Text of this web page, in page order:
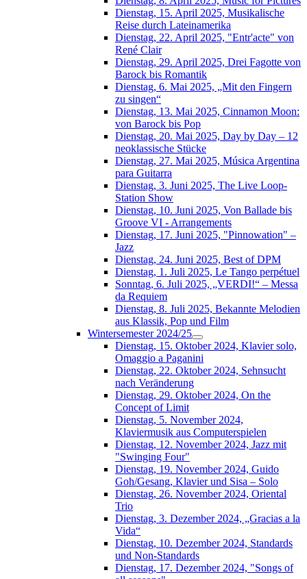
Dienstag, 15. April 2025, Musikalische
Reise durch Lateinamerika
Dienstag, 22. April 2025, "Entr'acte" von
René Clair
Dienstag, 29. April 2025, Drei Fagotte von
Barock bis Romantik
Dienstag, 6. Mai 2025, „Mit den Fingern
zu singen“
Dienstag, 13. Mai 2025, Cinnamon Moon:
von Barock bis Pop
Dienstag, 20. Mai 2025, Day by Day – 12
neoklassische Stücke
Dienstag, 27. Mai 2025, Música Argentina
para Guitarra
Dienstag, 3. Juni 2025, The Live Loop-
Station Show
Dienstag, 10. Juni 2025, Von Ballade bis
Groove VI - Arrangements
Dienstag, 17. Juni 2025, "Pinnowation" –
Jazz
Dienstag, 24. Juni 2025, Best of DPM
Dienstag, 1. Juli 2025, Le Tango perpétuel
Sonntag, 6. Juli 2025, „VERDI!“ – Messa
da Requiem
Dienstag, 8. Juli 2025, Bekannte Melodien
aus Klassik, Pop und Film
Wintersemester 2024/25
Dienstag, 15. Oktober 2024, Klavier solo,
Omaggio a Paganini
Dienstag, 22. Oktober 2024, Sehnsucht
nach Veränderung
Dienstag, 29. Oktober 2024, On the
Concept of Limit
Dienstag, 5. November 2024,
Klaviermusik aus Computerspielen
Dienstag, 12. November 2024, Jazz mit
"Swinging Four"
Dienstag, 19. November 2024, Guido
Goh/Gesang, Klavier und Sisa – Solo
Dienstag, 26. November 2024, Oriental
Trio
Dienstag, 3. Dezember 2024, „Gracias a la
Vida“
Dienstag, 10. Dezember 2024, Standards
und Non-Standards
Dienstag, 17. Dezember 2024, "Songs of